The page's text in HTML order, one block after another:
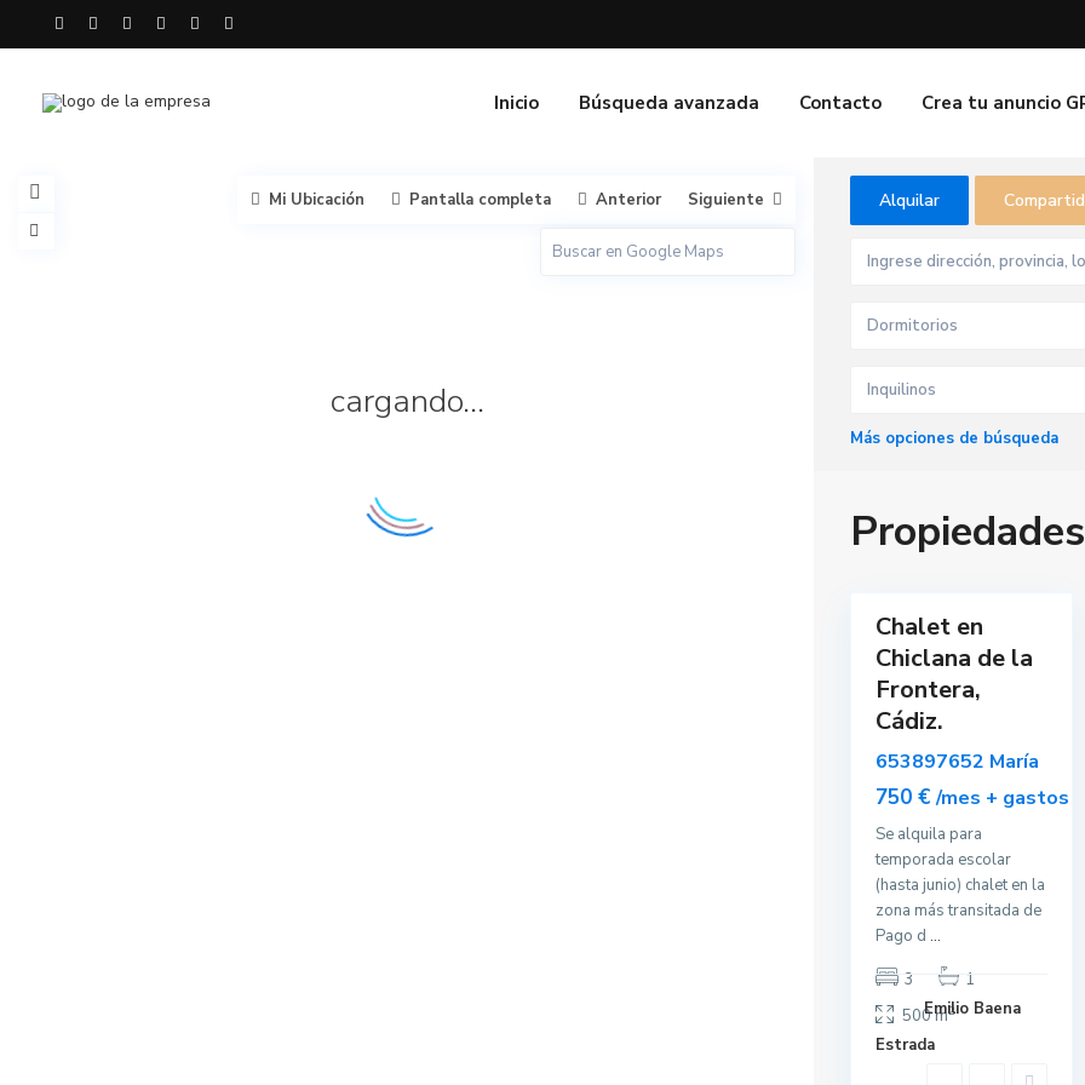
Inicio Búsqueda avanzada Contacto Crea tu anuncio
cargando...
Mi Ubicación Pantalla completa Anterior Siguiente Alquilar
Dormitorios
Inquilinos
Más opciones de búsqueda
l
a
Chalet en
Chiclana de la
Frontera,
Cádiz.
653897652 María
750 €/mes + gastos
Se alquila para
temporada escolar
(hasta junio) chalet en la
zona más transitada de
Pago d ...
3
1
500 m2
Emilio Baena
Estrada